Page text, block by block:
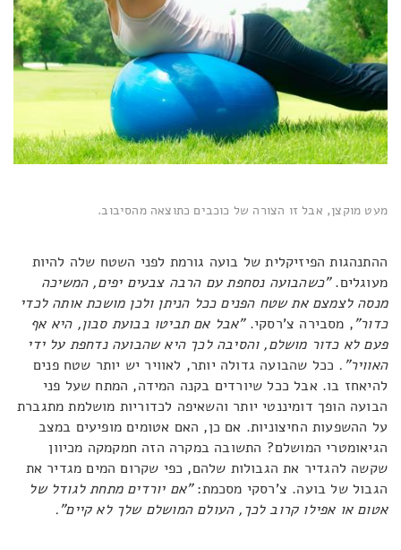
מעט מוקצן, אבל זו הצורה של כוכבים כתוצאה מהסיבוב.
ההתנהגות הפיזיקלית של בועה גורמת לפני השטח שלה להיות
מעוגלים."כשהבועה נסחפת עם הרבה צבעים יפים, המשיכה
מנסה לצמצם את שטח הפנים ככל הניתן ולכן מושכת אותה לכדי
כדור", מסבירה צ'רסקי."אבל אם תביטו בבועת סבון, היא אף
פעם לא כדור מושלם, והסיבה לכך היא שהבועה נדחפת על ידי
האוויר". ככל שהבועה גדולה יותר, לאוויר יש יותר שטח פנים
להיאחז בו. אבל ככל שיורדים בקנה המידה, המתח שעל פני
הבועה הופך דומיננטי יותר והשאיפה לכדוריות מושלמת מתגברת
על ההשפעות החיצוניות. אם כן, האם אטומים מופיעים במצב
הגיאומטרי המושלם? התשובה במקרה הזה חמקמקה מכיוון
שקשה להגדיר את הגבולות שלהם, כפי שקרום המים מגדיר את
הגבול של בועה. צ'רסקי מסכמת:"אם יורדים מתחת לגודל של
אטום או אפילו קרוב לכך, העולם המושלם שלך לא קיים".